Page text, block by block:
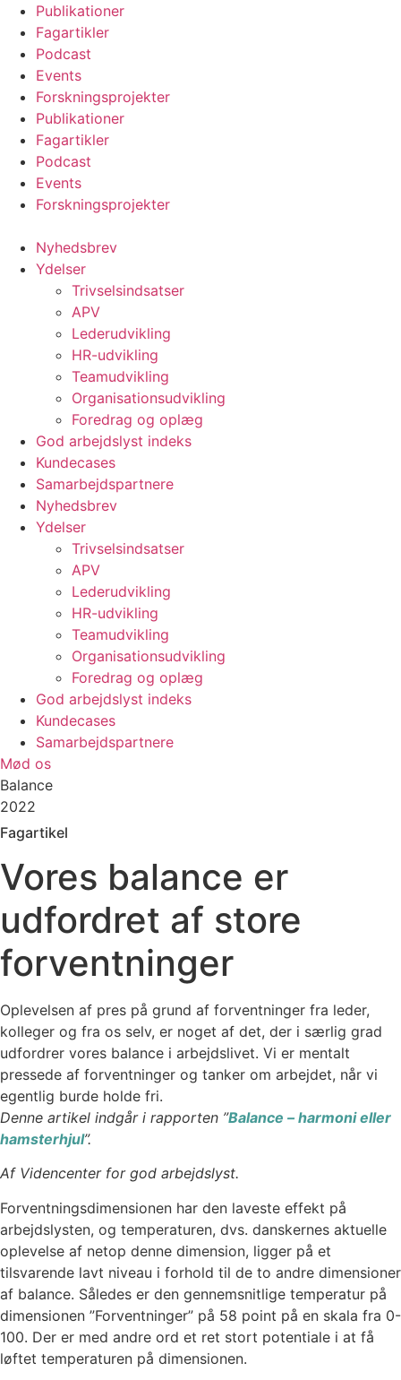
Videre
indhold
Publikationer
Fagartikler
Podcast
Events
Forskningsprojekter
Publikationer
Fagartikler
Podcast
Events
Forskningsprojekter
Nyhedsbrev
Ydelser
Trivselsindsatser
APV
Lederudvikling
HR-udvikling
Teamudvikling
Organisationsudvikling
Foredrag og oplæg
God arbejdslyst indeks
Kundecases
Samarbejdspartnere
Nyhedsbrev
Ydelser
Trivselsindsatser
APV
Lederudvikling
HR-udvikling
Teamudvikling
Organisationsudvikling
Foredrag og oplæg
God arbejdslyst indeks
Kundecases
Samarbejdspartnere
Mød os
Balance
2022
Fagartikel
Vores balance er
udfordret af store
forventninger
Oplevelsen af pres på grund af forventninger fra leder,
kolleger og fra os selv, er noget af det, der i særlig grad
udfordrer vores balance i arbejdslivet. Vi er mentalt
pressede af forventninger og tanker om arbejdet, når vi
egentlig burde holde fri.
Denne artikel indgår i rapporten ”Balance – harmoni eller
hamsterhjul”.
Af Videncenter for god arbejdslyst.
Forventningsdimensionen har den laveste effekt på
arbejdslysten, og temperaturen, dvs. danskernes aktuelle
oplevelse af netop denne dimension, ligger på et
tilsvarende lavt niveau i forhold til de to andre dimensioner
af balance. Således er den gennemsnitlige temperatur på
dimensionen ”Forventninger” på 58 point på en skala fra 0-
100. Der er med andre ord et ret stort potentiale i at få
løftet temperaturen på dimensionen.